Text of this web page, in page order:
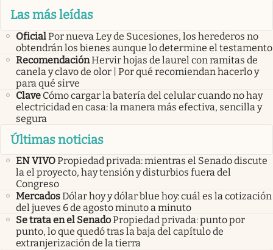
Las más leídas
OficialPor nueva Ley de Sucesiones, los herederos no
obtendrán los bienes aunque lo determine el testamento
RecomendaciónHervir hojas de laurel con ramitas de
canela y clavo de olor | Por qué recomiendan hacerlo y
para qué sirve
Clave Cómo cargar la batería del celular cuando no hay
electricidad en casa: la manera más efectiva, sencilla y
segura
Últimas noticias
EN VIVOPropiedad privada: mientras el Senado discute
la el proyecto, hay tensión y disturbios fuera del
Congreso
MercadosDólar hoy y dólar blue hoy: cuál es la cotización
del jueves 6 de agosto minuto a minuto
Se trata en el SenadoPropiedad privada: punto por
punto, lo que quedó tras la baja del capítulo de
extranjerización de la tierra